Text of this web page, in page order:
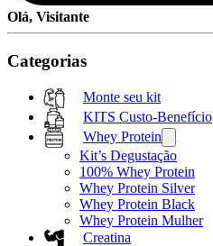
Olá, Visitante
Categorias
Monte seu kit
KITS Custo-Benefício
Whey Protein
Kit’s Degustação
100% Whey Protein
Whey Protein Silver
Whey Protein Black
Whey Protein Mulher
Creatina